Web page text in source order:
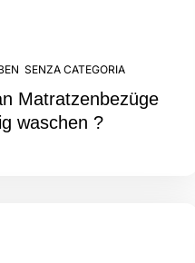
SENZA CATEGORIA
Matratzenbezüge
waschen ?